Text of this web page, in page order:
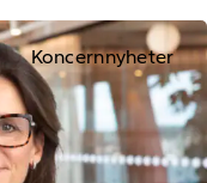
Koncernnyheter